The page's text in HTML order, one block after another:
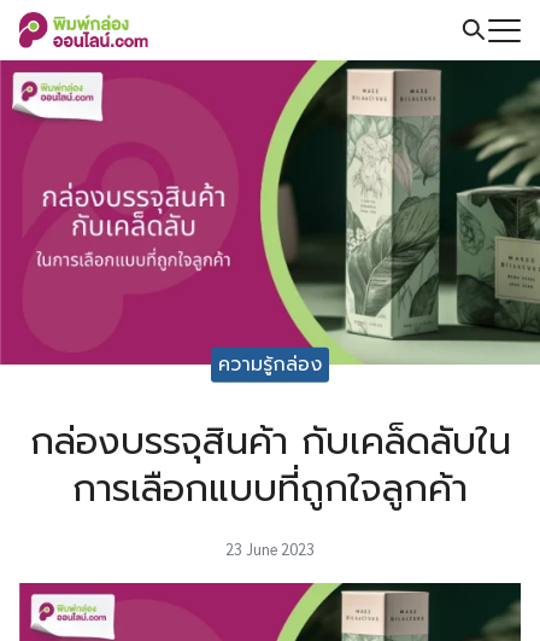
Skip
content
Search
for:
ความรู้กล่อง
กล่องบรรจุสินค้า กับเคล็ดลับใน
การเลือกแบบที่ถูกใจลูกค้า
23 June 2023